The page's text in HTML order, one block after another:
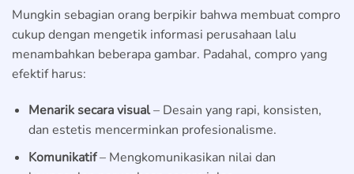
Mungkin sebagian orang berpikir bahwa membuat compro
cukup dengan mengetik informasi perusahaan lalu
menambahkan beberapa gambar. Padahal, compro yang
efektif harus:
Menarik secara visual– Desain yang rapi, konsisten,
dan estetis mencerminkan profesionalisme.
Komunikatif– Mengkomunikasikan nilai dan